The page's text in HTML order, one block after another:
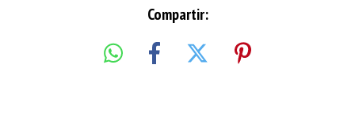
Compartir: